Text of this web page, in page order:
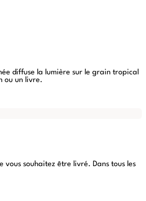
diffuse la lumière sur le grain tropical
ou un livre.
vous souhaitez être livré. Dans tous les